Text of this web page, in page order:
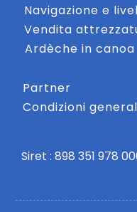
Navigazione e
Vendita
Ardèche in canoa
Partner
Condizioni
Siret : 898 351 978